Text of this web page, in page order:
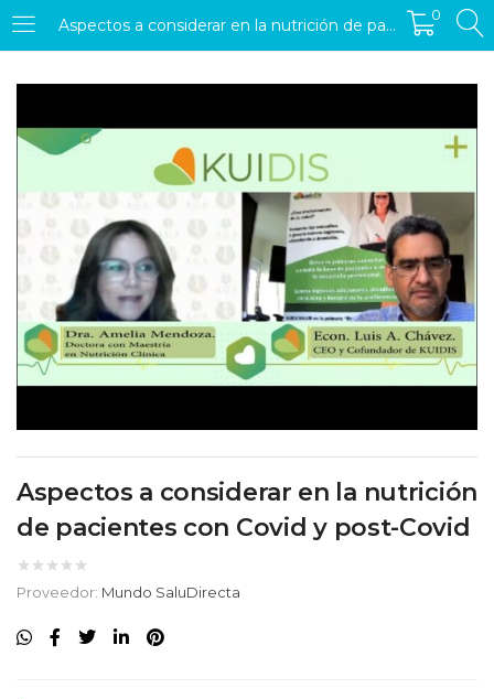
Aspectos a considerar en la nutrición de pacientes con Covid y post-Covid
0
ACCEDER REGISTRARSE
Introduzca su nombre de usuario y contraseña para iniciar
Recordarme
Olvidó su contraseña
Aspectos a considerar en la nutrición
de pacientes con Covid y post-Covid
Proveedor: Mundo SaluDirecta